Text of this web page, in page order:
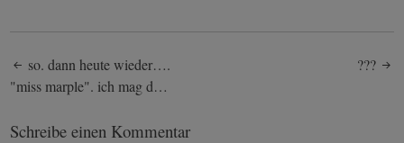
Post
navigation
so. dann heute wieder….
"miss marple". ich mag d…
???
Schreibe einen Kommentar